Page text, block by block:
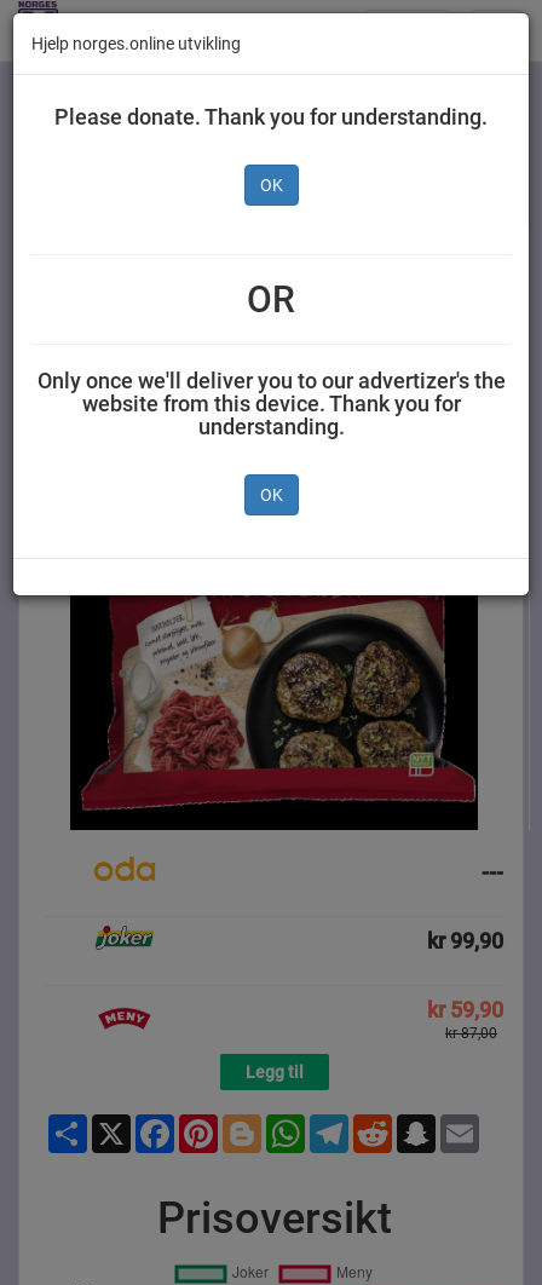
Kategorier
Karbonader av
NORTURA SA 0,810 kilogram Gilde
---
kr 99,90
kr 59,90
kr 87,00
Legg til
Share X FacebookPinterestBloggerWhatsAppTelegramReddit Snapchat
Prisoversikt
Hjelp norges.online utvikling
Please donate. Thank you for understanding.
OK
OR
Only once we'll deliver you to our advertizer's the
website from this device. Thank you for
understanding.
OK